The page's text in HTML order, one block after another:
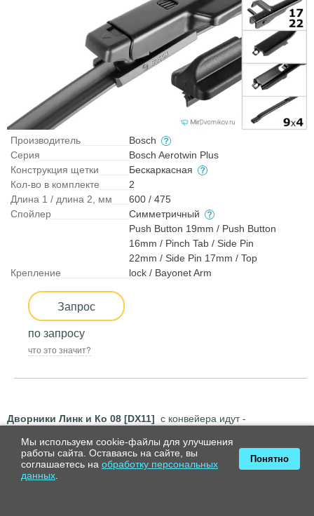
Производитель
Bosch
Серия
Bosch Aerotwin Plus
Конструкция щетки
Бескаркасная
Кол-во в комплекте
2
Длина 1 / длина 2, мм
600 / 475
Спойлер
Симметричный
Крепление
Push Button 19mm / Push Button
16mm / Pinch Tab / Side Pin
22mm / Side Pin 17mm / Top
lock / Bayonet Arm
Запрос
по запросу
что это значит?
Дворники Линк и Ко 08 [DX11] с конвейера идут -
Размер водительской щетки - 600мм + правой : 475мм. Система
стеклоочистителя этого автомобиля: классический "тандем". Эта
модель с завода выпускаются с современными бескаркасными
Мы используем cookie-файлы для улучшения
работы сайта. Оставаясь на сайте, вы
соглашаетесь на обработку персональных
данных
Понятно